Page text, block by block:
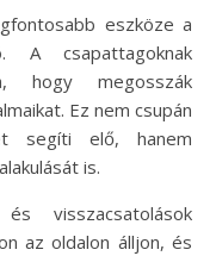
eszköze a
A csapattagoknak
hogy megosszák
Ez nem csupán
segíti elő, hanem
is.
visszacsatolások
az oldalon álljon, és